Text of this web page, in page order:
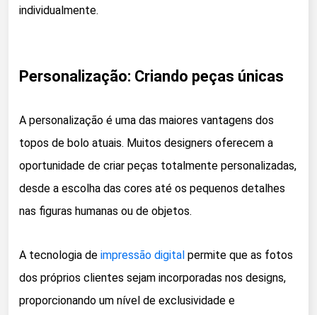
individualmente.
Personalização: Criando peças únicas
A personalização é uma das maiores vantagens dos
topos de bolo atuais. Muitos designers oferecem a
oportunidade de criar peças totalmente personalizadas,
desde a escolha das cores até os pequenos detalhes
nas figuras humanas ou de objetos.
A tecnologia de impressão digital permite que as fotos
dos próprios clientes sejam incorporadas nos designs,
proporcionando um nível de exclusividade e